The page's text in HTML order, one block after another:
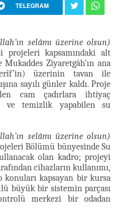
TELEGRAM
selâmı üzerine olsun)
projeleri kapsamındaki alt
Ziyaretgâh’ın ana
üzerinin tavan ile
sayılı günler kaldı. Proje
cam çadırlara ihtiyaç
ve temizlik yapabilen su
selâmı üzerine olsun)
Bölümü bünyesinde Su
olan kadro; projeyi
cihazların kullanımı,
konuları kapsayan bir kursa
büyük bir sistemin parçası
merkezi bir odadan